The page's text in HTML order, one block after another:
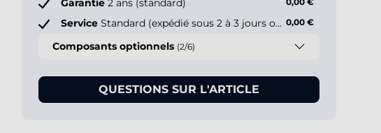
Garantie 2 ans (standard)
Service Standard (expédié sous 2 à 3 jours ouvrés) 0,00 €
Composants optionnels (2/6)
QUESTIONS SUR L'ARTICLE